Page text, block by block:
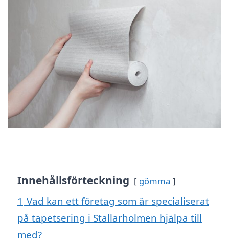
Innehållsförteckning gömma
1 Vad kan ett företag som är specialiserat
på tapetsering i Stallarholmen hjälpa till
med?